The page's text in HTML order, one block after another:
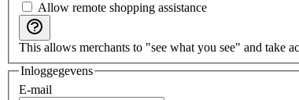
Allow remote shopping assistance
This allows merchants to "see what you see" and take
Inloggegevens
E-mail